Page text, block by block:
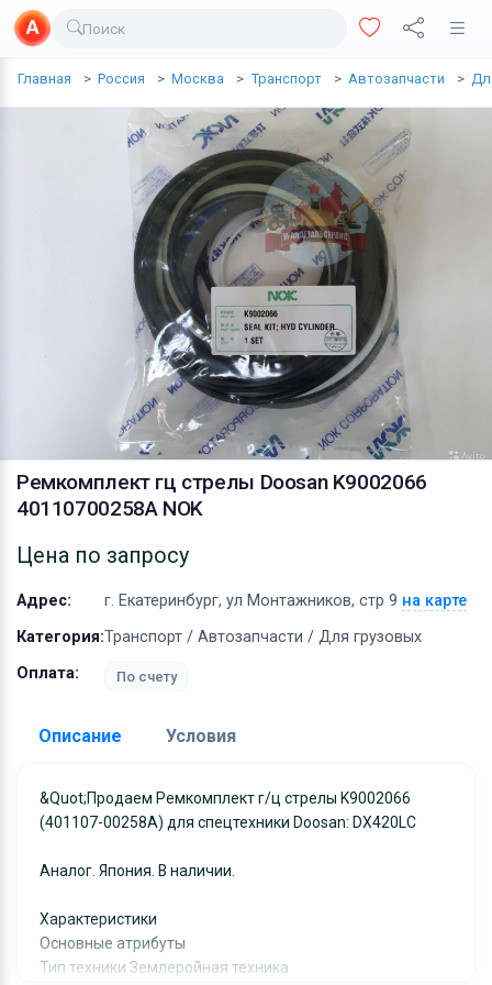
Поиск
Главная Россия Москва Транспорт Автозапчасти
Ремкомплект гц стрелы Doosan K9002066
40110700258A NOK
Цена по запросу
Адрес: г. Екатеринбург, ул Монтажников, стр 9 на карте
Категория:Транспорт / Автозапчасти / Для грузовых
Оплата:
По счету
Описание Условия
&quot;Продаем Ремкомплект г/ц стрелы K9002066
(401107-00258A) для спецтехники Doosan: DX420LC
Аналог. Япония. В наличии.
Характеристики
Основные атрибуты
Тип техники Землеройная техника
Доставка:
Адрес самовывоза:г. Екатеринбург, ул
Условия и гарантии:
Отправка товара осуществляется в течение 2-х
после получения оплаты и отправляются через UPS
отслеживанием местоположения посылки и
Доставка еды
Транспорт
Недвижимость
Личные вещи
Одежда и обувь
Электроника
Все для дома
Хобби и отдых
Животные